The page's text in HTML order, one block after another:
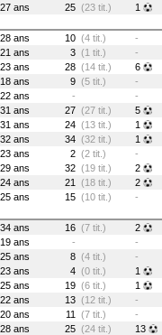
27 ans 25 (23 tit.)
1
28 ans 10 (4 tit.)
-
21 ans 3 (1 tit.)
-
23 ans 28 (14 tit.)
6
18 ans 9 (5 tit.)
-
22 ans -
-
31 ans 27 (27 tit.)
5
31 ans 24 (13 tit.)
1
32 ans 34 (32 tit.)
1
23 ans 2 (2 tit.)
-
29 ans 32 (19 tit.)
2
24 ans 21 (18 tit.)
2
25 ans 15 (10 tit.)
-
34 ans 16 (7 tit.)
2
19 ans -
-
25 ans 8 (4 tit.)
-
23 ans 4 (0 tit.)
1
25 ans 19 (6 tit.)
1
22 ans 13 (12 tit.)
-
20 ans 11 (7 tit.)
-
28 ans 25 (24 tit.)
13